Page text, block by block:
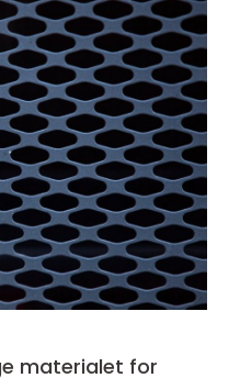
materialet for